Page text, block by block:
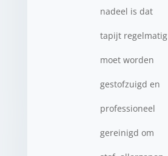
nadeel is dat
tapijt regelmatig
moet worden
gestofzuigd en
professioneel
gereinigd om